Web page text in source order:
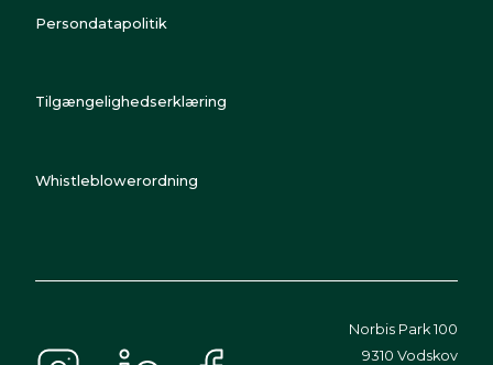
Persondatapolitik
Tilgængelighedserklæring
Whistleblowerordning
Norbis Park 100
9310 Vodskov